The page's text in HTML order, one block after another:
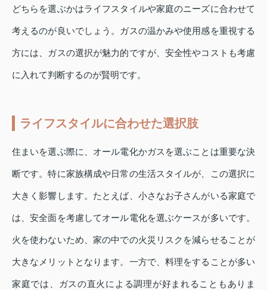
どちらを選ぶかはライフスタイルや家庭のニーズに合わせて
考えるのが良いでしょう。ガスの温かみや使用感を重視する
方には、ガスの選択が魅力的ですが、安全性やコストも考慮
に入れて判断するのが賢明です。
ライフスタイルに合わせた選択肢
住まいを選ぶ際に、オール電化かガスを選ぶことは重要な決
断です。特に家族構成や日常の生活スタイルが、この選択に
大きく影響します。たとえば、小さなお子さんがいる家庭で
は、安全面を考慮してオール電化を選ぶケースが多いです。
火を使わないため、家の中での火災リスクを減らせることが
大きなメリットとなります。一方で、料理をすることが多い
家庭では、ガスの直火による調理が好まれることもありま